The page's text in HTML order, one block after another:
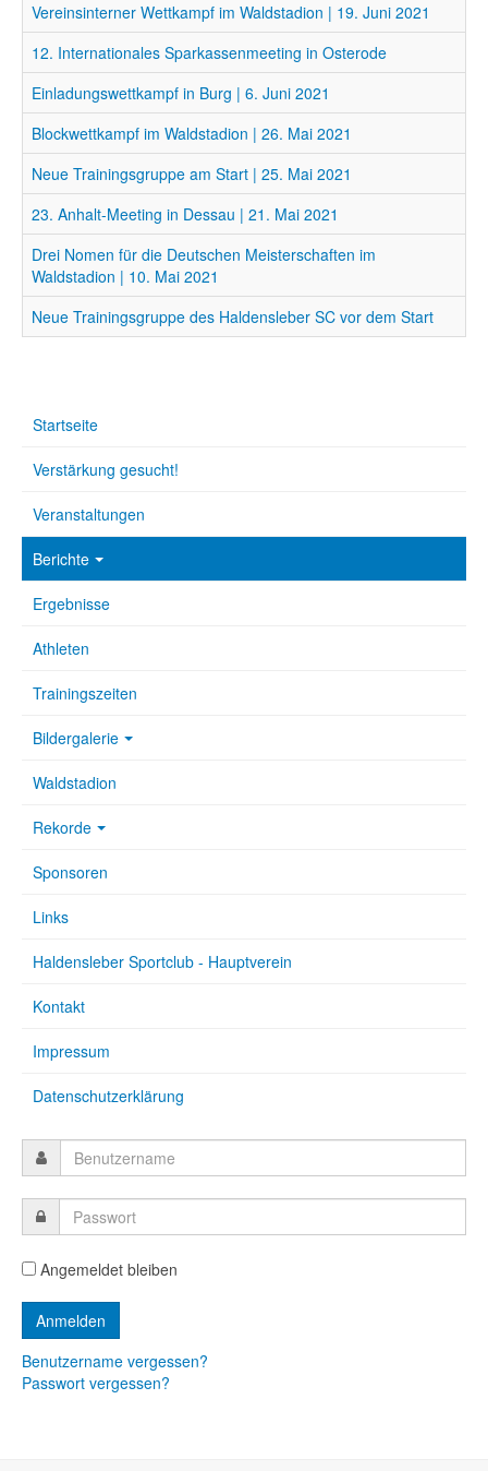
Vereinsinterner Wettkampf im Waldstadion | 19. Juni 2021
12. Internationales Sparkassenmeeting in Osterode
Einladungswettkampf in Burg | 6. Juni 2021
Blockwettkampf im Waldstadion | 26. Mai 2021
Neue Trainingsgruppe am Start | 25. Mai 2021
23. Anhalt-Meeting in Dessau | 21. Mai 2021
Drei Nomen für die Deutschen Meisterschaften im
Waldstadion | 10. Mai 2021
Neue Trainingsgruppe des Haldensleber SC vor dem Start
Startseite
Verstärkung gesucht!
Veranstaltungen
Berichte
Ergebnisse
Athleten
Trainingszeiten
Bildergalerie
Waldstadion
Rekorde
Sponsoren
Links
Haldensleber Sportclub - Hauptverein
Kontakt
Impressum
Datenschutzerklärung
Angemeldet bleiben
Benutzername vergessen?
Passwort vergessen?